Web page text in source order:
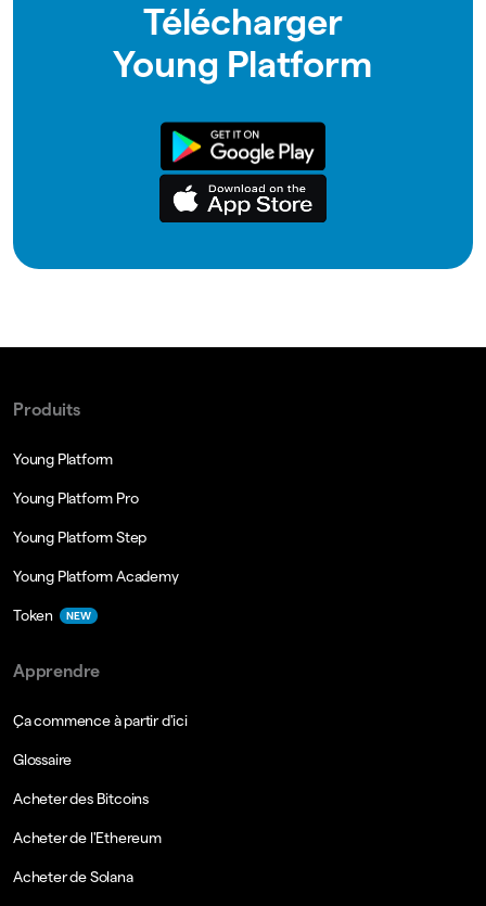
Télécharger
Young Platform
Produits
Young Platform
Young Platform Pro
Young Platform Step
Young Platform Academy
Token NEW
Apprendre
Ça commence à partir d'ici
Glossaire
Acheter des Bitcoins
Acheter de l'Ethereum
Acheter de Solana